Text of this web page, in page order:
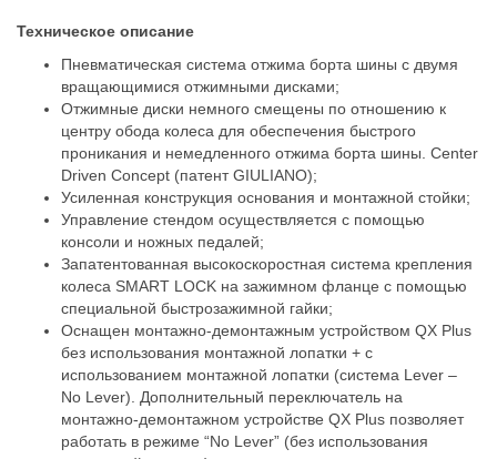
Техническое описание
Пневматическая система отжима борта шины с двумя
вращающимися отжимными дисками;
Отжимные диски немного смещены по отношению к
центру обода колеса для обеспечения быстрого
проникания и немедленного отжима борта шины. Center
Driven Concept (патент GIULIANO);
Усиленная конструкция основания и монтажной стойки;
Управление стендом осуществляется с помощью
консоли и ножных педалей;
Запатентованная высокоскоростная система крепления
колеса SMART LOCK на зажимном фланце с помощью
специальной быстрозажимной гайки;
Оснащен монтажно-демонтажным устройством QX Plus
без использования монтажной лопатки + с
использованием монтажной лопатки (система Lever –
No Lever). Дополнительный переключатель на
монтажно-демонтажном устройстве QX Plus позволяет
работать в режиме “No Lever” (без использования